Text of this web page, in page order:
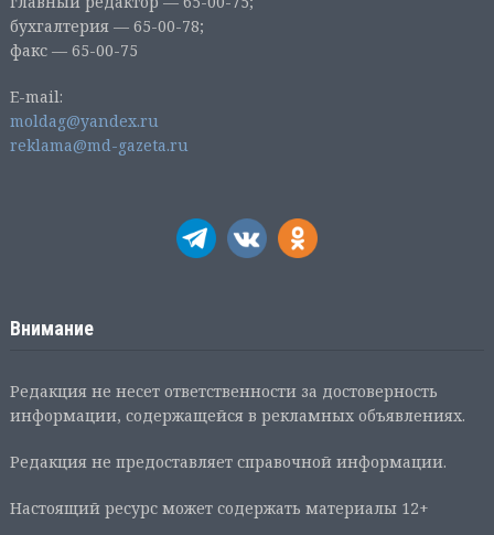
бухгалтерия — 65-00-78;
факс — 65-00-75
E-mail:
moldag@yandex.ru
reklama@md-gazeta.ru
Внимание
Редакция не несет ответственности за достоверность
информации, содержащейся в рекламных объявлениях.
Редакция не предоставляет справочной информации.
Настоящий ресурс может содержать материалы 12+